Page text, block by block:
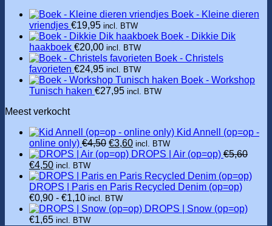
€4,95.€2,75.
Boek - Kleine dieren
vriendjes €19,95 incl. BTW
Boek - Dikkie Dik
haakboek €20,00 incl. BTW
Boek - Christels
favorieten €24,95 incl. BTW
Boek - Workshop
Tunisch haken €27,95 incl. BTW
Meest verkocht
Kid Annell (op=op -
online only) €4,50 Oorspronkelijke
prijs
€4,50.
€3,60Huidige
prijs
€3,60.
incl. BTW
DROPS | Air (op=op) €5,60
Oorspronkelijke
prijs
was:
€5,60.
€4,50Huidige
prijs
is:
€4,50.
incl. BTW
DROPS | Paris en Paris Recycled Denim (op=op)
€0,90 - €1,10Prijsklasse:
€0,90
tot
incl. BTW
DROPS | Snow (op=op)
€1,65 incl. BTW